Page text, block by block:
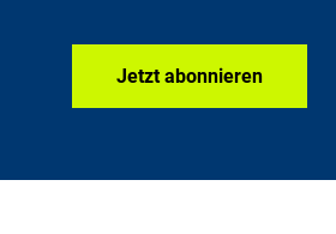
Jetzt abonnieren